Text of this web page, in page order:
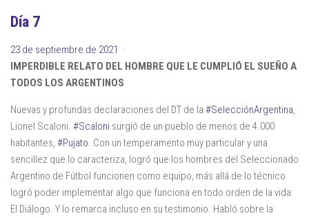
Día 7
23 de septiembre de 2021 ·
IMPERDIBLE RELATO DEL HOMBRE QUE LE CUMPLIÓ EL SUEÑO A
TODOS LOS ARGENTINOS
Nuevas y profundas declaraciones del DT de la #SelecciónArgentina,
Lionel Scaloni. #Scaloni surgió de un pueblo de menos de 4.000
habitantes, #Pujato. Con un temperamento muy particular y una
sencillez que lo caracteriza, logró que los hombres del Seleccionado
Argentino de Fútbol funcionen como equipo, más allá de lo técnico
logró poder implementar algo que funciona en todo orden de la vida:
El Diálogo. Y lo remarca incluso en su testimonio. Habló sobre la